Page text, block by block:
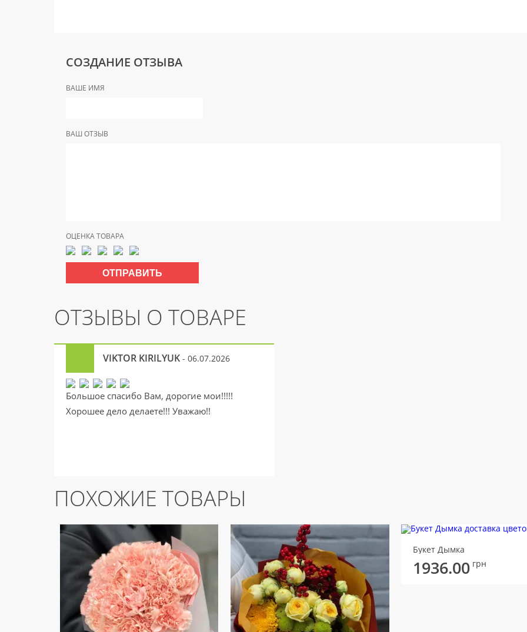
СОЗДАНИЕ ОТЗЫВА
ВАШЕ ИМЯ
ВАШ ОТЗЫВ
ОЦЕНКА ТОВАРА
ОТЗЫВЫ О ТОВАРЕ
VIKTOR KIRILYUK - 06.07.2026
Большое спасибо Вам, дорогие мои!!!!!
Хорошее дело делаете!!! Уважаю!!
ПОХОЖИЕ ТОВАРЫ
Букет Дымка
1936.00 грн